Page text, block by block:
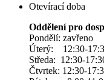
Otevírací doba
Oddělení pro
Pondělí: zavřeno
Úterý: 12:30-
Středa: 12:30-
Čtvrtek: 12:30-